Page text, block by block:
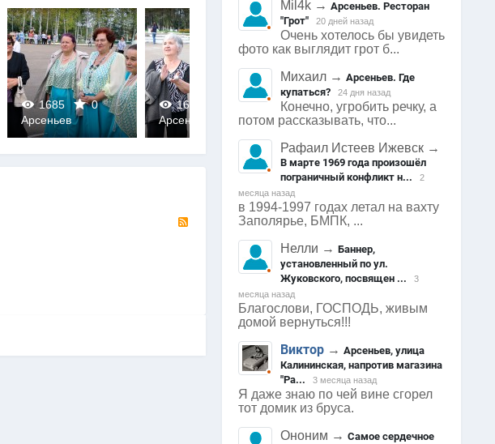
1685
0
0
Арсеньев
1619
0
Арсеньев
1517
0
0
Арсеньев
Mil4k →Арсеньев. Ресторан
"Грот"
20 дней назад
Очень хотелось бы увидеть
фото как выглядит грот б...
Михаил →Арсеньев. Где
купаться?
24 дня назад
Конечно, угробить речку, а
потом рассказывать, что...
Рафаил Истеев Ижевск →
В марте 1969 года произошёл
пограничный конфликт н...
2
месяца назад
в 1994-1997 годах летал на вахту
Заполярье, БМПК, ...
Нелли →Баннер,
установленный по ул.
Жуковского, посвящен ...
3
месяца назад
Благослови, ГОСПОДЬ, живым
домой вернуться!!!
Виктор →Арсеньев, улица
Калининская, напротив магазина
"Ра...
3 месяца назад
Я даже знаю по чей вине сгорел
тот домик из бруса.
Ононим →Самое сердечное